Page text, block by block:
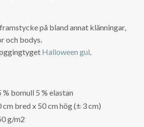
på bland annat klänningar,
och bodys.
Halloween gul.
% bomull 5 % elastan
cm bred x 50 cm hög (± 3 cm)
g/m2